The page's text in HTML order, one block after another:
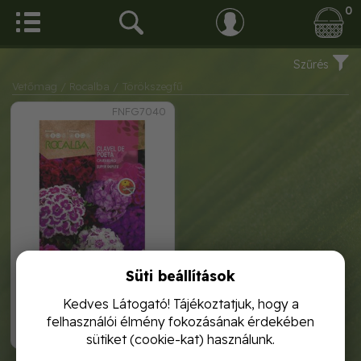
0
Szűrés
Vetőmag / Rocalba
/ Törökszegfű
FNFG7040
1 120,-
törökszegfű super duplex 4g
rocalba
Süti beállítások
Kedves Látogató! Tájékoztatjuk, hogy a
felhasználói élmény fokozásának érdekében
sütiket (cookie-kat) használunk.